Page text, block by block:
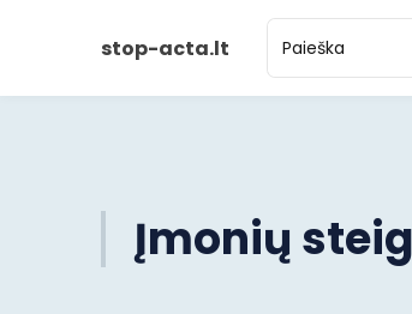
stop-acta.lt
Įmonių